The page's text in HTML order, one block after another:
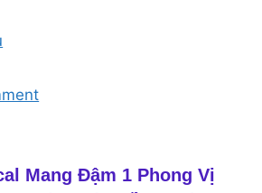
Mang Đậm 1 Phong Vị